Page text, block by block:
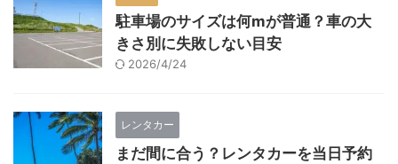
駐車場のサイズは何mが普通？車の大
きさ別に失敗しない目安
2026/4/24
レンタカー
まだ間に合う？レンタカーを当日予約